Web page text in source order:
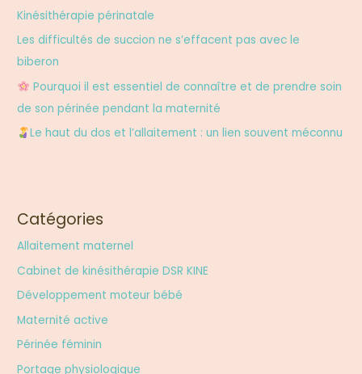
e
r
:
Kinésithérapie périnatale
Les difficultés de succion ne s’effacent pas avec le
biberon
Pourquoi il est essentiel de connaître et de prendre soin
de son périnée pendant la maternité
Le haut du dos et l’allaitement : un lien souvent méconnu
Catégories
Allaitement maternel
Cabinet de kinésithérapie DSR KINE
Développement moteur bébé
Maternité active
Périnée féminin
Portage physiologique